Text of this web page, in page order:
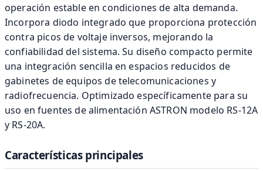
operación estable en condiciones de alta demanda.
Incorpora diodo integrado que proporciona protección
contra picos de voltaje inversos, mejorando la
confiabilidad del sistema. Su diseño compacto permite
una integración sencilla en espacios reducidos de
gabinetes de equipos de telecomunicaciones y
radiofrecuencia. Optimizado específicamente para su
uso en fuentes de alimentación ASTRON modelo RS-12A
y RS-20A.
Características principales